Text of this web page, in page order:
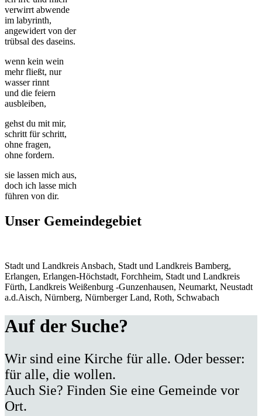
verwirrt abwende
im labyrinth,
angewidert von der
trübsal des daseins.
wenn kein wein
mehr fließt, nur
wasser rinnt
und die feiern
ausbleiben,
gehst du mit mir,
schritt für schritt,
ohne fragen,
ohne fordern.
sie lassen mich aus,
doch ich lasse mich
führen von dir.
Unser Gemeindegebiet
Stadt und Landkreis Ansbach, Stadt und Landkreis Bamberg,
Erlangen, Erlangen-Höchstadt, Forchheim, Stadt und Landkreis
Fürth, Landkreis Weißenburg -Gunzenhausen, Neumarkt, Neustadt
a.d.Aisch, Nürnberg, Nürnberger Land, Roth, Schwabach
Auf der Suche?
Wir sind eine Kirche für alle. Oder besser:
für alle, die wollen.
Auch Sie? Finden Sie eine Gemeinde vor
Ort.